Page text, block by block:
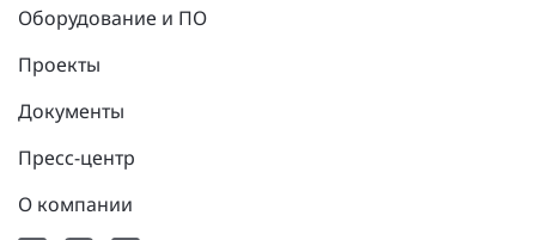
Оборудование и ПО
Проекты
Документы
Пресс-центр
О компании